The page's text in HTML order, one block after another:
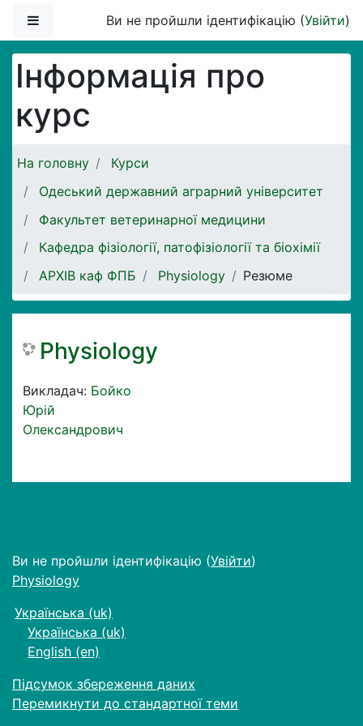
Бокова панельВи не пройшли ідентифікацію (Увійти)
Інформація про
курс
На головну
Курси
Одеський державний аграрний університет
Факультет ветеринарної медицини
Кафедра фізіології, патофізіології та біохімії
АРХІВ каф ФПБ
Physiology Резюме
Physiology
Викладач: Бойко
Юрій
Олександрович
Ви не пройшли ідентифікацію (Увійти)
Physiology
Українська ‎(uk)‎
Українська ‎(uk)‎
English ‎(en)‎
Підсумок збереження даних
Перемикнути до стандартної теми